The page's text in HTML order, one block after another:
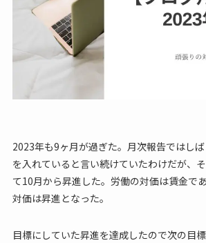
2023年も9ヶ月が過ぎた。月次報告ではし
を入れていると言い続けていたわけだが、
て10月から昇進した。労働の対価は賃金で
対価は昇進となった。
目標にしていた昇進を達成したので次の目